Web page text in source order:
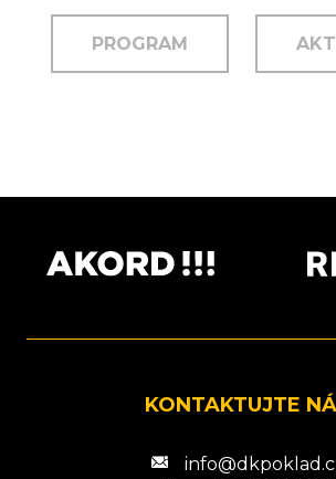
PROGRAM
KONTAKTUJTE